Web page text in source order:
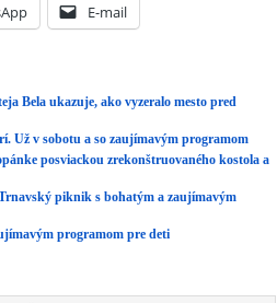
E-mail
Bela ukazuje, ako vyzeralo mesto pred
Už v sobotu a so zaujímavým programom
posviackou zrekonštruovaného kostola a
piknik s bohatým a zaujímavým
programom pre deti